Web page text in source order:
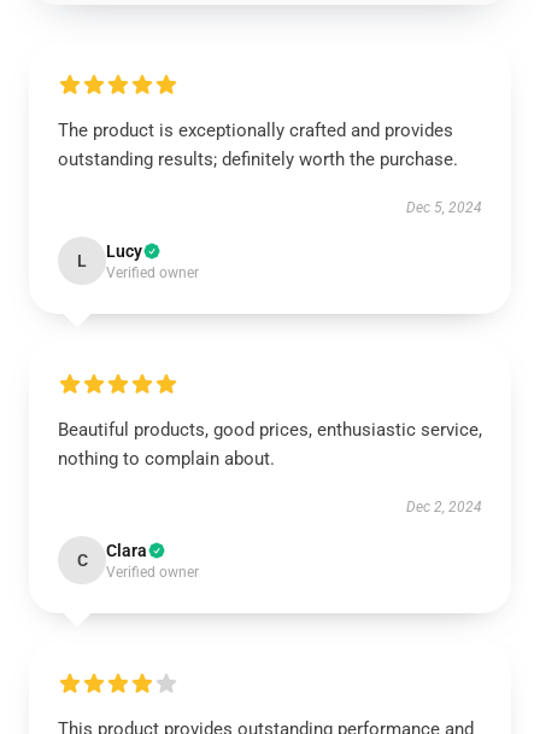
The product is exceptionally crafted and provides
outstanding results; definitely worth the purchase.
Dec 5, 2024
L Lucy
Verified owner
Beautiful products, good prices, enthusiastic service,
nothing to complain about.
Dec 2, 2024
C Clara
Verified owner
This product provides outstanding performance and